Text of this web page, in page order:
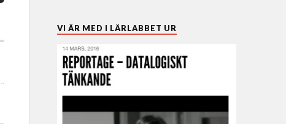
VI ÄR MED I LÄRLABBET UR